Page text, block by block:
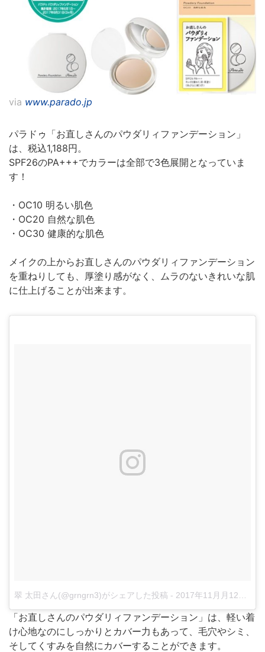
via www.parado.jp
パラドゥ「お直しさんのパウダリィファンデーション」
は、税込1,188円。
SPF26のPA+++でカラーは全部で3色展開となっていま
す！
・OC10 明るい肌色
・OC20 自然な肌色
・OC30 健康的な肌色
メイクの上からお直しさんのパウダリィファンデーション
を重ねりしても、厚塗り感がなく、ムラのないきれいな肌
に仕上げることが出来ます。
翠 太田さん(@grngrn3)がシェアした投稿 - 2017年11月月12日午前3時12分PST
「お直しさんのパウダリィファンデーション」は、軽い着
け心地なのにしっかりとカバー力もあって、毛穴やシミ、
そしてくすみを自然にカバーすることができます。